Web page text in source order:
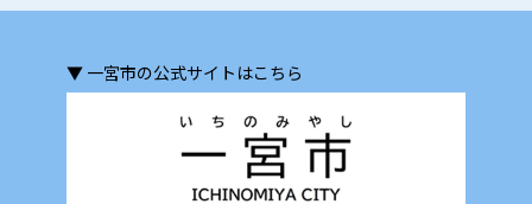
▼ 一宮市の公式サイトはこちら